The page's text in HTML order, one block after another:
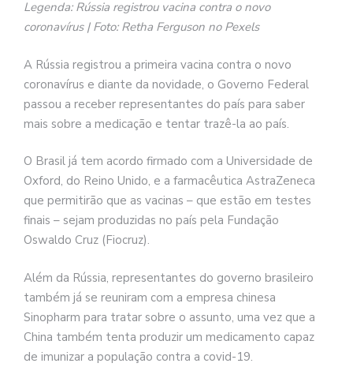
Legenda: Rússia registrou vacina contra o novo
coronavírus | Foto: Retha Ferguson no Pexels
A Rússia registrou a primeira vacina contra o novo
coronavírus e diante da novidade, o Governo Federal
passou a receber representantes do país para saber
mais sobre a medicação e tentar trazê-la ao país.
O Brasil já tem acordo firmado com a Universidade de
Oxford, do Reino Unido, e a farmacêutica AstraZeneca
que permitirão que as vacinas – que estão em testes
finais – sejam produzidas no país pela Fundação
Oswaldo Cruz (Fiocruz).
Além da Rússia, representantes do governo brasileiro
também já se reuniram com a empresa chinesa
Sinopharm para tratar sobre o assunto, uma vez que a
China também tenta produzir um medicamento capaz
de imunizar a população contra a covid-19.